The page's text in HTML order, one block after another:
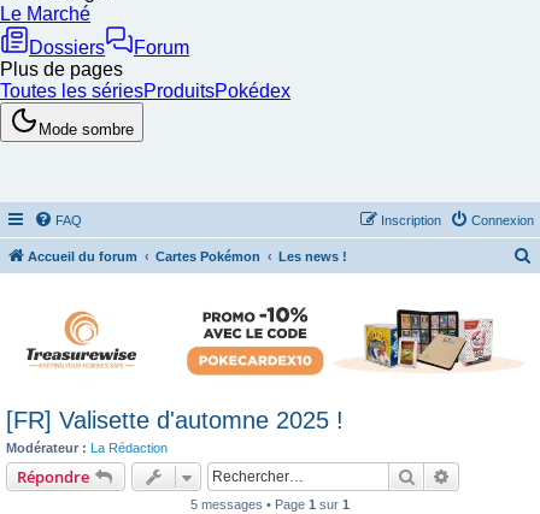
FAQ Connexion
Inscription
Accueil du forum Cartes Pokémon Les news !
[FR] Valisette d'automne 2025 !
Modérateur : La Rédaction
Répondre Rechercher
5 messages • Page 1 sur 1